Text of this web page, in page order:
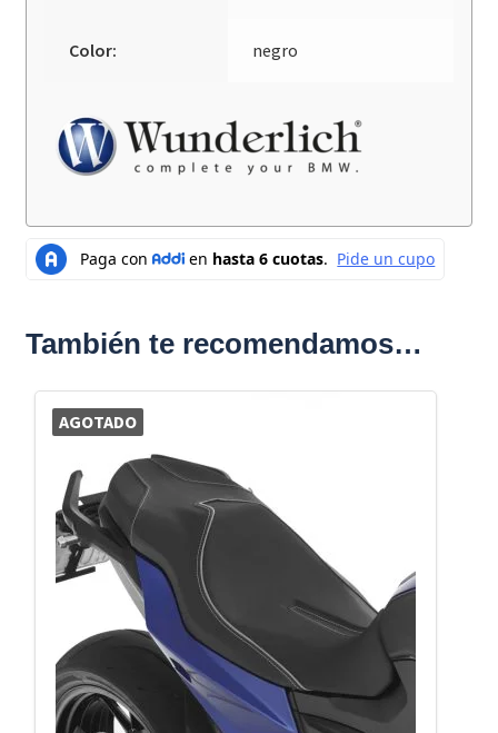
Color: negro
También te recomendamos…
AGOTADO